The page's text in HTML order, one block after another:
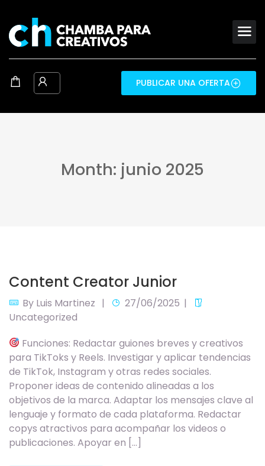
PUBLICAR UNA OFERTA
Month: junio 2025
Content Creator Junior
By Luis Martinez
27/06/2025
Uncategorized
Funciones: Redactar guiones breves y creativos
para TikToks y Reels. Investigar y aplicar tendencias
de TikTok, Instagram y otras redes sociales.
Proponer ideas de contenido alineadas a los
objetivos de la marca. Adaptar los mensajes clave al
lenguaje y formato de cada plataforma. Redactar
copys atractivos para acompañar los videos o
publicaciones. Apoyar en […]